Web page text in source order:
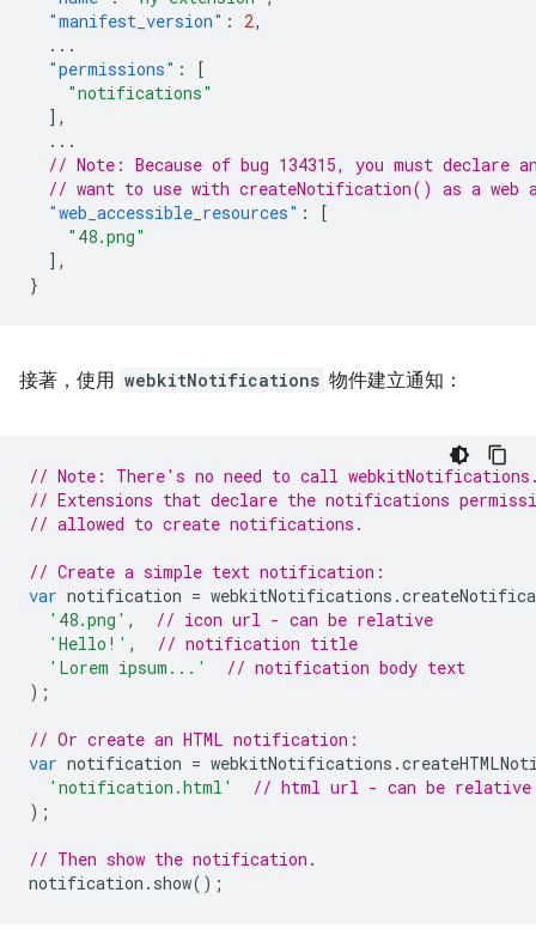
"manifest_version" : 2,
...
"permissions" :
[
"notifications"
],
...
// Note: Because of bug 134315, you must declare
// want to use with createNotification() as a web
"web_accessible_resources" :
[
"48.png"
],
}
接著，使用 webkitNotifications 物件建立通知：
// Note: There's no need to call
// Extensions that declare the notifications
// allowed to create notifications.
// Create a simple text notification:
var notification = webkitNotifications .
'48.png' ,
// icon url - can be relative
'Hello!' ,
// notification title
'Lorem ipsum...'
// notification body text
);
// Or create an HTML notification:
var notification = webkitNotifications .
'notification.html'
// html url - can be relative
);
// Then show the notification.
notification . show();